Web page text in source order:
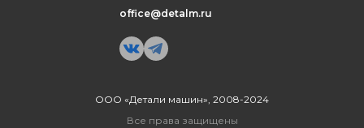
ООО «Детали машин», 2008-2024
Все права защищены
office@detalm.ru